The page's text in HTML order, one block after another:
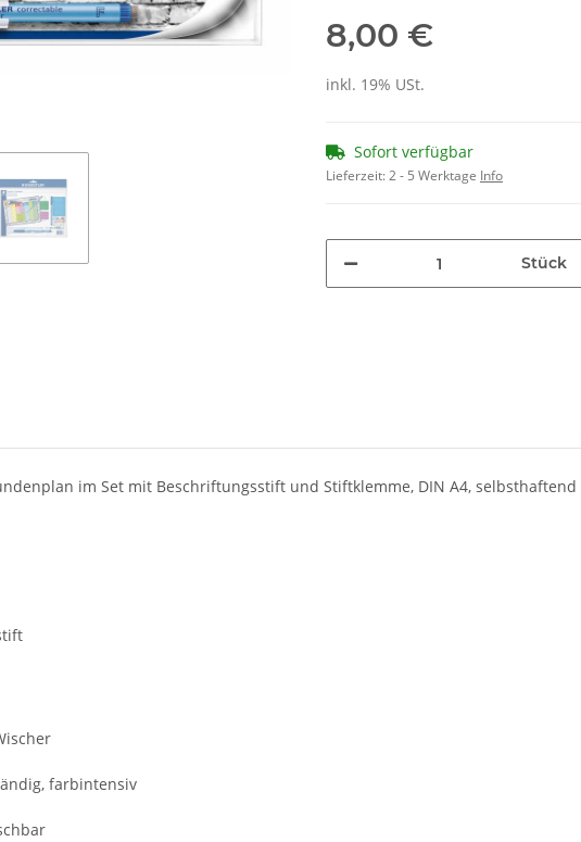
8,00 €
inkl. 19% USt.
Sofort verfügbar
Lieferzeit:2 - 5 Werktage Info
Stück
im Set mit Beschriftungsstift und Stiftklemme, DIN A4, selbsthaftend
farbintensiv